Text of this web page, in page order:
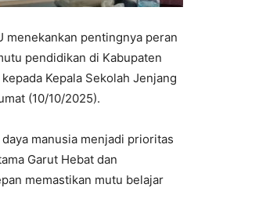
menekankan pentingnya peran
pendidikan di Kabupaten
Kepala Sekolah Jenjang
(10/10/2025).
manusia menjadi prioritas
Garut Hebat dan
memastikan mutu belajar